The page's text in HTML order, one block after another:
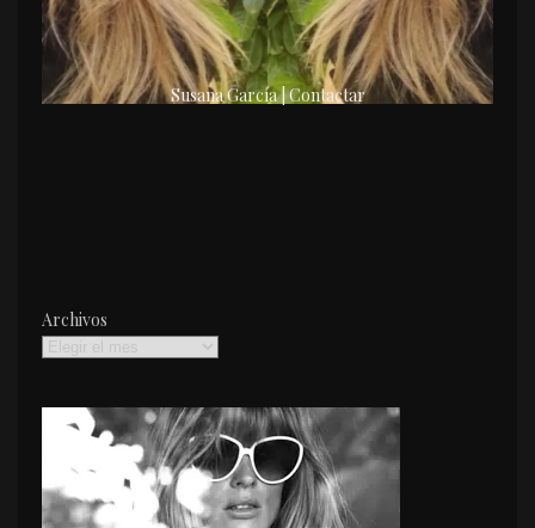
Susana García | Contactar
Archivos